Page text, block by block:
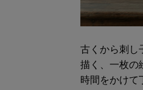
古くから刺し
描く、一枚の
時間をかけて